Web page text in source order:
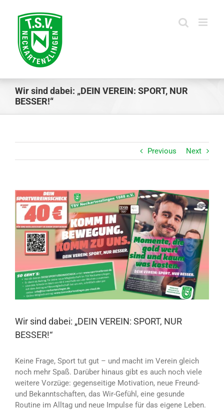
Wir sind dabei: „DEIN VEREIN: SPORT, NUR
BESSER!“
Previous Next
View
Larger
Image
Wir sind dabei: „DEIN VEREIN: SPORT, NUR
BESSER!“
Keine Frage, Sport tut gut – und macht im Verein gleich
noch mehr Spaß. Darüber hinaus gibt es auch noch viele
weitere Vorzüge: gegenseitige Motivation, neue Freund-
und Bekanntschaften, das Wir-Gefühl, eine gesunde
Routine im Alltag und neue Impulse für das eigene Leben.